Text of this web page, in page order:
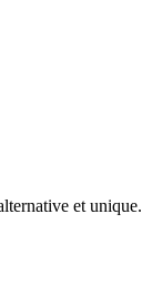
et unique.